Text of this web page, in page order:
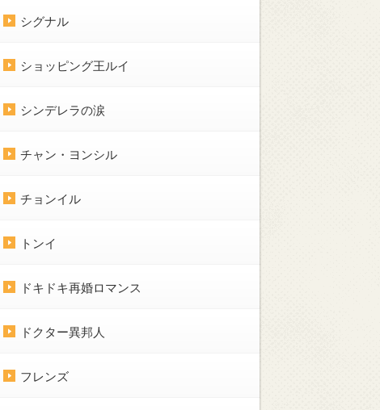
シグナル
ショッピング王ルイ
シンデレラの涙
チャン・ヨンシル
チョンイル
トンイ
ドキドキ再婚ロマンス
ドクター異邦人
フレンズ